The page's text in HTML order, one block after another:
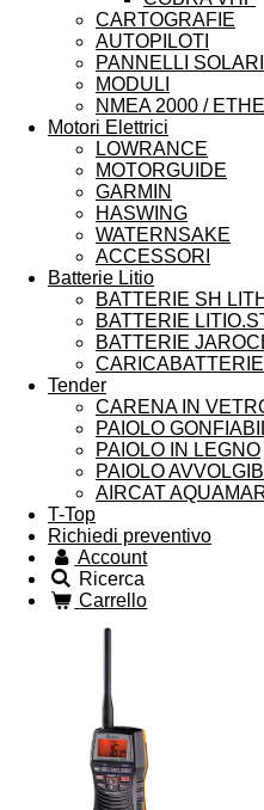
CARTOGRAFIE
AUTOPILOTI
PANNELLI SOLARI
MODULI
NMEA 2000 /
Motori Elettrici
LOWRANCE
MOTORGUIDE
GARMIN
HASWING
WATERNSAKE
ACCESSORI
Batterie Litio
BATTERIE SH
BATTERIE
BATTERIE
CARICABATTERIE
Tender
CARENA IN
PAIOLO
PAIOLO IN LEGNO
PAIOLO
AIRCAT
T-Top
Richiedi preventivo
Account
Ricerca
Carrello